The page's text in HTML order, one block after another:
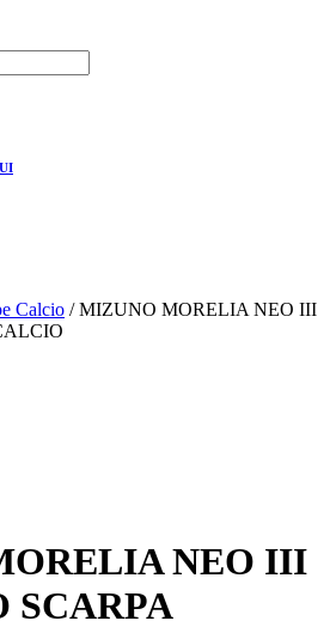
Calcio / MIZUNO MORELIA NEO III
NEO III
SCARPA